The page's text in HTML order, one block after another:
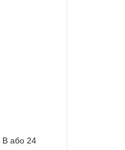
В або 24